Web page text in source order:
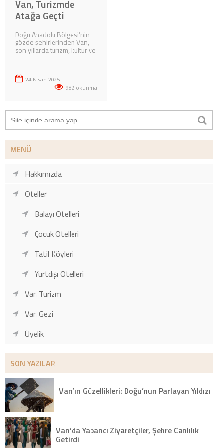
Van, Turizmde
Atağa Geçti
Doğu Anadolu Bölgesi’nin
gözde şehirlerinden Van,
son yıllarda turizm, kültür ve
yükseliyor. Van Gölü’nün
eşsiz manzarası, Akdamar
Adası’nın mistik atmosferi,
tarihi kaleleri ve zengin
çekmeye devam ediyor.
Van’a İlgi Her Geçen Gün
Artıyor Özellikle bahar ve
uğrayan şehir, doğal…
24 Nisan 2025
982 okunma
MENÜ
Hakkımızda
Oteller
Balayı Otelleri
Çocuk Otelleri
Tatil Köyleri
Yurtdışı Otelleri
Van Turizm
Van Gezi
Üyelik
SON YAZILAR
Van’ın Güzellikleri: Doğu’nun Parlayan Yıldızı
Van’da Yabancı Ziyaretçiler, Şehre Canlılık
Getirdi